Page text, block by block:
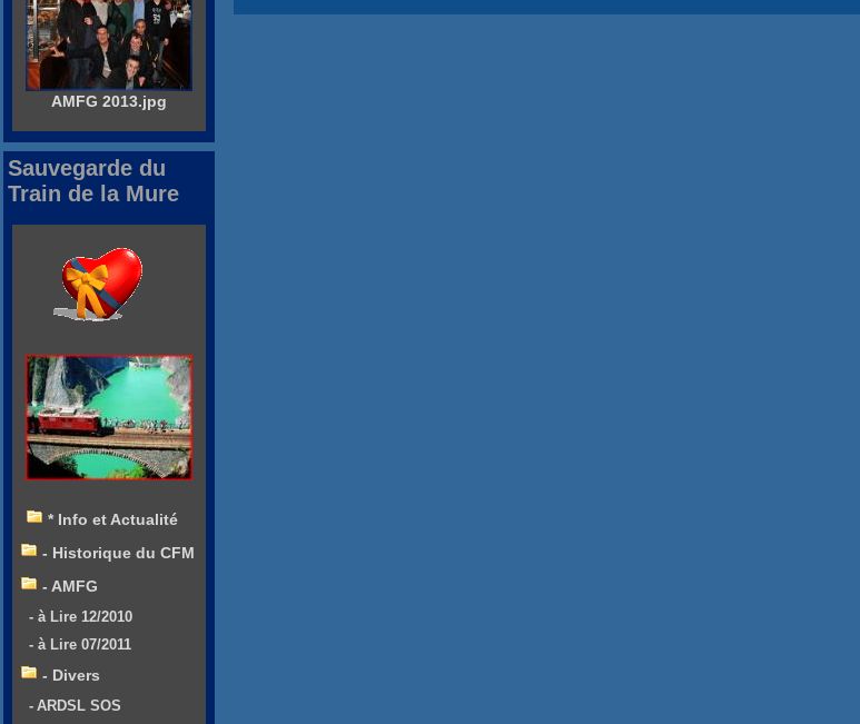
AMFG 2013.jpg
Sauvegarde du
Train de la Mure
* Info et Actualité
- Historique du CFM
- AMFG
- à Lire 12/2010
- à Lire 07/2011
- Divers
- ARDSL SOS